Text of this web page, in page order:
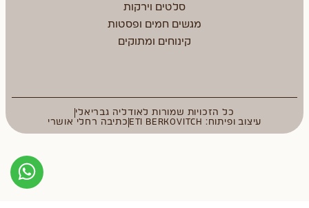
סלטים וירקות
מגשים חמים ופסטות
קינוחים ומתוקים
כל הזכויות שמורות לאודליה גבריאלי
עיצוב ופיתוח: ETI BERKOVITCH
כתיבה רחלי אושרי